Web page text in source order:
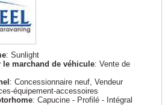
: Sunlight
marchand de véhicule: Vente de
: Concessionnaire neuf, Vendeur
équipement-accessoires
: Capucine - Profilé - Intégral